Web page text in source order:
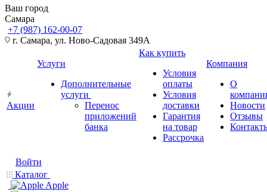
Ваш город
Самара
+7 (987) 162-00-07
г. Самара, ул. Ново-Садовая 349А
Акции
Услуги
Дополнительные
услуги
Перенос
приложений
банка
Как купить
Условия
оплаты
Условия
доставки
Гарантия
на товар
Рассрочка
Компания
О
Новости
Отзывы
Войти
Каталог
Apple